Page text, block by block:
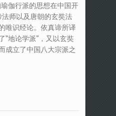
伽行派的思想在中国开
师以及唐朝的玄奘法
唯识经论。依真谛所译
“地论学派”，又以玄奘
成立了中国八大宗派之
的唯识思想